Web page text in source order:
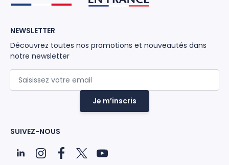
NEWSLETTER
Découvrez toutes nos promotions et nouveautés dans
notre newsletter
Je m’inscris
SUIVEZ-NOUS